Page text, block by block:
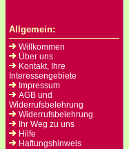
Allgemein:
Willkommen
Über uns
Kontakt, Ihre
Interessengebiete
Impressum
AGB und
Widerrufsbelehrung
Widerrufsbelehrung
Ihr Weg zu uns
Hilfe
Haftungshinweis